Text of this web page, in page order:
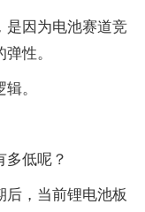
是因为电池赛道竞
性。
。
多低呢？
后，当前锂电池板